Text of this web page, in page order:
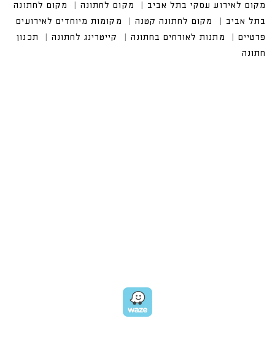
מקום לאירוע עסקי בתל אביב
מקום לחתונה
מקום לחתונה
בתל אביב
מקום לחתונה קטנה
מקומות מיוחדים לאירועים
פרטיים
מתנות לאורחים בחתונה קייטרינג לחתונה
תכנון
חתונה